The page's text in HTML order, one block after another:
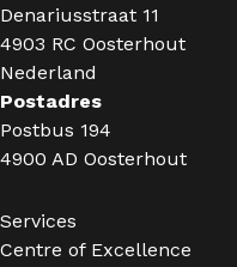
Denariusstraat 11
4903 RC Oosterhout
Nederland
Postadres
Postbus 194
4900 AD Oosterhout
Services
Centre of Excellence